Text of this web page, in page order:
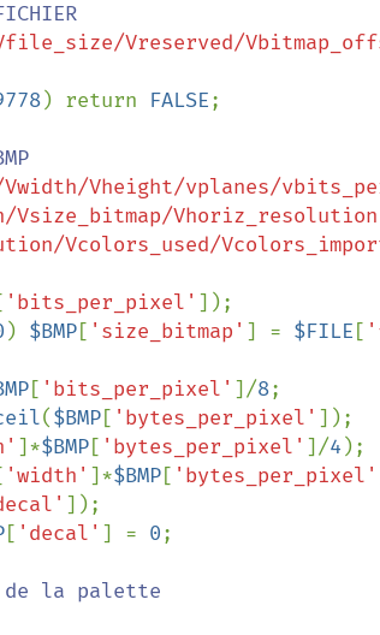
Vreserved/
) return FALSE;
Vwidth/Vheight/vplanes/
Vsize_bitmap/
Vcolors_used/
'bits_per_pixel' ]);
) $BMP[ 'size_bitmap' ] = $FILE [
[ 'bits_per_pixel' ]/8;
($BMP[ 'bytes_per_pixel' ]);
]*$BMP[ 'bytes_per_pixel' ]/4 );
'width' ]*$BMP[ 'bytes_per_pixel'
]);
[ 'decal' ] = 0;
de la palette